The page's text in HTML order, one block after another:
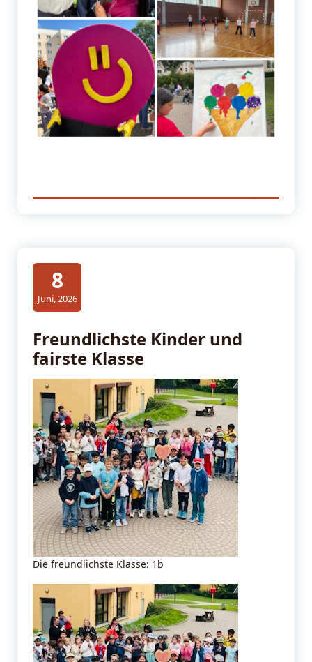
8
Juni, 2026
Freundlichste Kinder und
fairste Klasse
Die freundlichste Klasse: 1b